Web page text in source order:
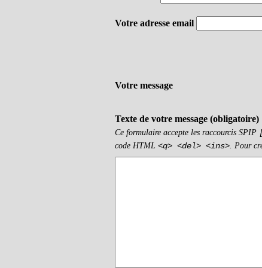
Votre adresse email
Votre message
Texte de votre message (obligatoire)
Ce formulaire accepte les raccourcis SPIP
code HTML <q> <del> <ins> . Pour